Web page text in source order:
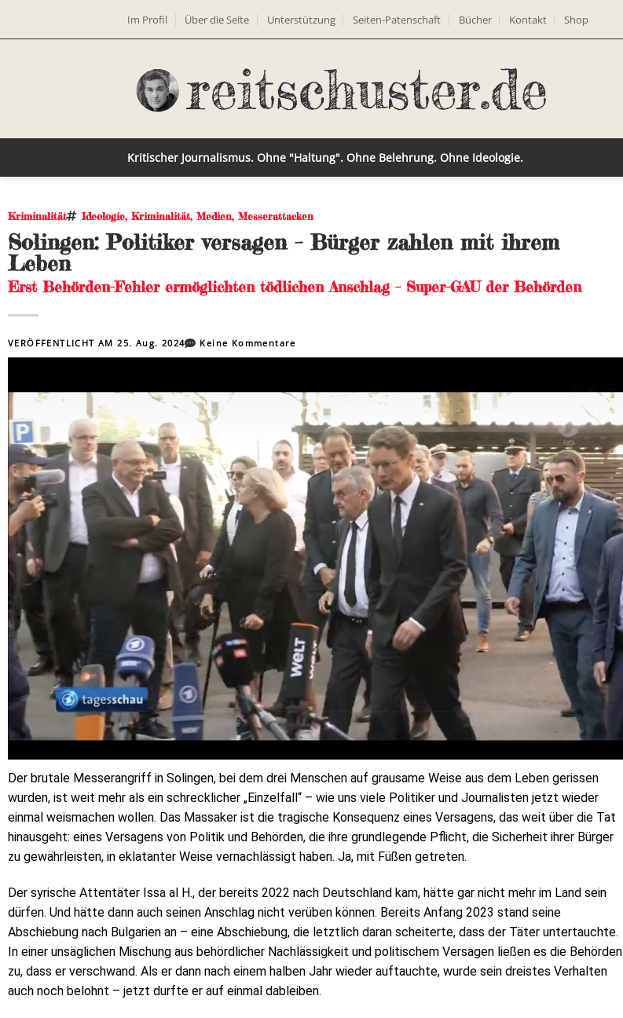
Im Profil Über die Seite Unterstützung Seiten-Patenschaft Bücher Kontakt Shop
Kritischer Journalismus. Ohne "Haltung". Ohne Belehrung. Ohne Ideologie.
Kriminalität Ideologie, Kriminalität, Medien, Messerattacken
Solingen: Politiker versagen – Bürger zahlen mit ihrem
Leben
Erst Behörden-Fehler ermöglichten tödlichen Anschlag – Super-GAU der Behörden
VERÖFFENTLICHT AM25. Aug. 2024 Keine Kommentare
Der brutale Messerangriff in Solingen, bei dem drei Menschen auf grausame Weise aus dem Leben gerissen
wurden, ist weit mehr als ein schrecklicher „Einzelfall“ – wie uns viele Politiker und Journalisten jetzt wieder
einmal weismachen wollen. Das Massaker ist die tragische Konsequenz eines Versagens, das weit über die Tat
hinausgeht: eines Versagens von Politik und Behörden, die ihre grundlegende Pflicht, die Sicherheit ihrer Bürger
zu gewährleisten, in eklatanter Weise vernachlässigt haben. Ja, mit Füßen getreten.
Der syrische Attentäter Issa al H., der bereits 2022 nach Deutschland kam, hätte gar nicht mehr im Land sein
dürfen. Und hätte dann auch seinen Anschlag nicht verüben können. Bereits Anfang 2023 stand seine
Abschiebung nach Bulgarien an – eine Abschiebung, die letztlich daran scheiterte, dass der Täter untertauchte.
In einer unsäglichen Mischung aus behördlicher Nachlässigkeit und politischem Versagen ließen es die Behörden
zu, dass er verschwand. Als er dann nach einem halben Jahr wieder auftauchte, wurde sein dreistes Verhalten
auch noch belohnt – jetzt durfte er auf einmal dableiben.